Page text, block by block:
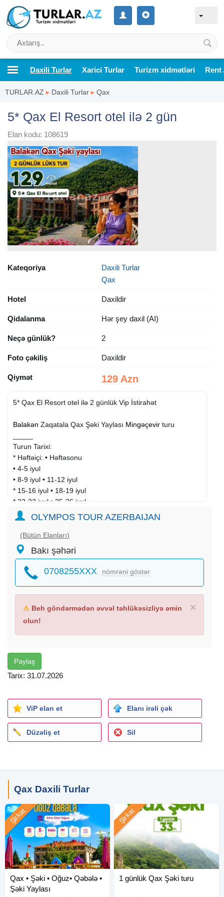
Daxili Turlar Xarici Turlar Turizm xidmətləri Rent
TURLAR.AZ ▸ Daxili Turlar ▸ Qax
5* Qax El Resort otel ilə 2 gün
Elan kodu: 108619
Kateqoriya
Daxili Turlar
Qax
Hotel Daxildir
Qidalanma Hər şey daxil (AI)
Neçə günlük? 2
Foto çəkiliş Daxildir
Qiymət 129 Azn
5* Qax El Resort otel ilə 2 günlük Vip İstirahət
Balakən Zaqatala Qax Şəki Yaylası Mingəçevir turu
Turun Tarixi:
* Həftəiçi: • Həftəsonu
• 4-5 iyul
• 8-9 iyul • 11-12 iyul
* 15-16 iyul • 18-19 iyul
* 22-23 iyul • 25-26 iyul
* 29-30 iyul
* Avqust və Sentyabr ayları
Standart paket: 129 azn
Full paket: 159 azn
Qiymətə daxildir
Vip Nəqliyyat
5* Qax El Resort oteldə gecələmək
Qidalanma:
* Standart paket: 2 dəfə Səhər yeməyi
Mafiya Loto Oyunu
Diskoteka
Yolboyu əyləncəli oyunlar və hədiyyələr
• Qapalı hovuz
• Sauna & Spa xidmətləri
Fitness
• Masa üstü oyunlar
• Canlı musiqi
Gəzintilər:
Mamırlı şəlaləsi (Ofroad maşınlarla gediş gəliş 7 azn)
Şəki
Şəki Yaylası
Şirniyyat evi
Mingəçevir
Gəmi gəzintisi (5 azn)
OLYMPOS TOUR AZERBAIJAN
(Bütün Elanları)
Bakı şəhəri
0708255XXX nömrəni göstər
×
⚠ Beh göndərmədən əvvəl təhlükəsizliyə əmin
olun!
Paylaş
Tarix: 31.07.2026
ViP elan et Elanı irəli çək
Düzəliş et Sil
Qax Daxili Turlar
Qax • Şəki • Oğuz• Qəbələ •
Şəki Yaylası
Şirkət
1 günlük Qax Şəki turu
Şirkət